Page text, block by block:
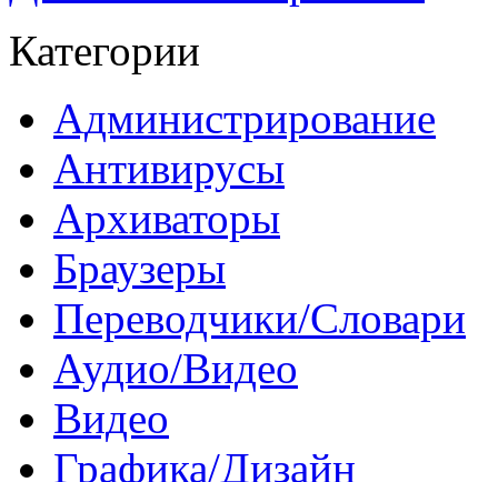
Категории
Администрирование
Антивирусы
Архиваторы
Браузеры
Переводчики/Словари
Аудио/Видео
Видео
Графика/Дизайн